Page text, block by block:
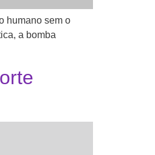
humano sem o
a bomba